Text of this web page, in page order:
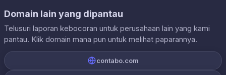
Domain lain yang dipantau
Telusuri laporan kebocoran untuk perusahaan lain yang kami
pantau. Klik domain mana pun untuk melihat paparannya.
contabo.com